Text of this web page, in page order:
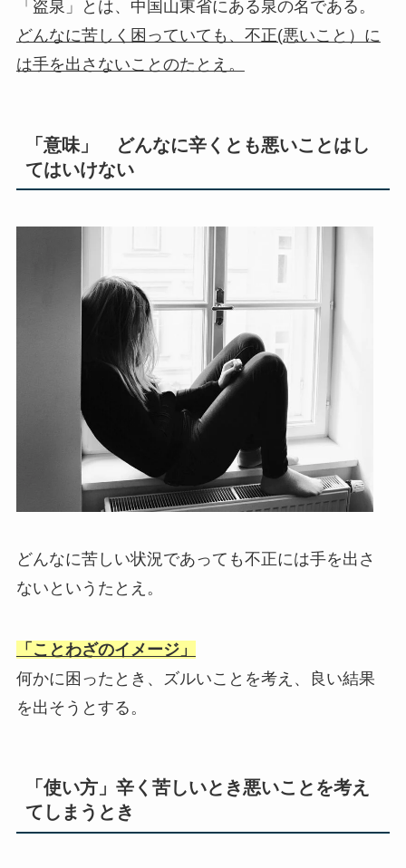
「盗泉」とは、中国山東省にある泉の名である。
どんなに苦しく困っていても、不正(悪いこと）に
は手を出さないことのたとえ。
「意味」 どんなに辛くとも悪いことはし
てはいけない
どんなに苦しい状況であっても不正には手を出さ
ないというたとえ。
「ことわざのイメージ」
何かに困ったとき、ズルいことを考え、良い結果
を出そうとする。
「使い方」辛く苦しいとき悪いことを考え
てしまうとき